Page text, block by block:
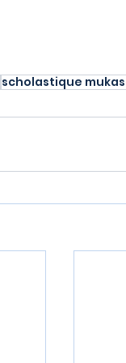
scholastique